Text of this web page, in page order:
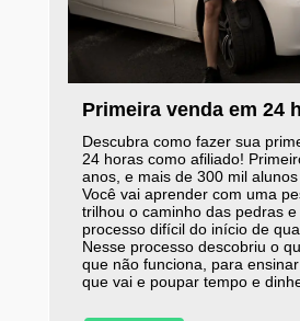
Primeira venda em 24
Descubra como fazer sua
24 horas como afiliado!
anos, e mais de 300 mil
Você vai aprender com uma
trilhou o caminho das pedras
processo difícil do início de
Nesse processo descobriu o
que não funciona, para
que vai e poupar tempo e